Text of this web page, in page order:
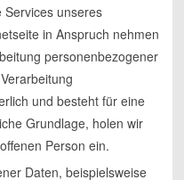
unseres
in Anspruch nehmen
personenbezogener
und besteht für eine
Grundlage, holen wir
Person ein.
Daten, beispielsweise